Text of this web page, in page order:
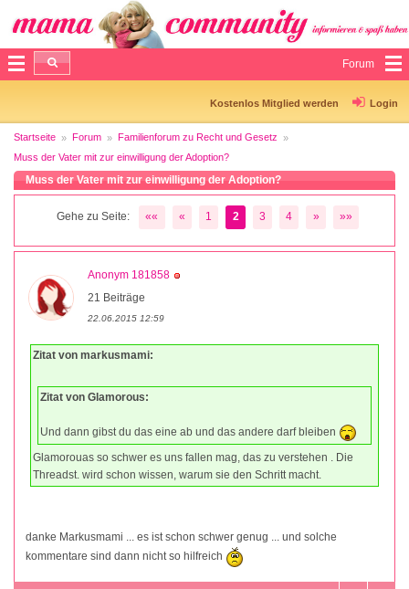
Forum
Kostenlos Mitglied werden Login
Startseite Forum
Familienforum zu Recht und Gesetz
Muss der Vater mit zur einwilligung der Adoption?
Muss der Vater mit zur einwilligung der Adoption?
Gehe zu Seite: «« « 1 2 3 4 » »»
Anonym 181858
21 Beiträge
22.06.2015 12:59
Zitat von markusmami:
Zitat von Glamorous:
Und dann gibst du das eine ab und das andere darf bleiben
Glamorouas so schwer es uns fallen mag, das zu verstehen . Die
Threadst. wird schon wissen, warum sie den Schritt macht.
danke Markusmami ... es ist schon schwer genug ... und solche
kommentare sind dann nicht so hilfreich